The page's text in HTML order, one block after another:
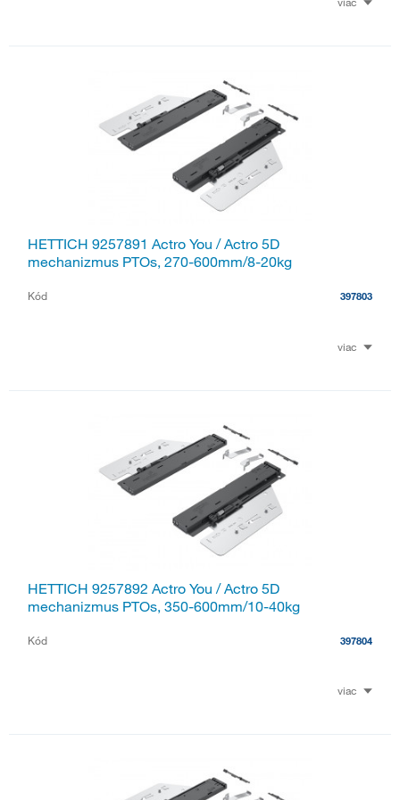
HETTICH 9257891 Actro You / Actro 5D
mechanizmus PTOs, 270-600mm/8-20kg
Kód 397803
viac
HETTICH 9257892 Actro You / Actro 5D
mechanizmus PTOs, 350-600mm/10-40kg
Kód 397804
viac